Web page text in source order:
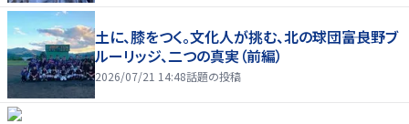
土に、膝をつく。文化人が挑む、北の球団――富良野ブ
ルーリッジ、二つの真実（前編）
2026/07/21 14:48話題の投稿